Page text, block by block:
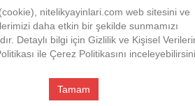
*
nitelikyayinlari.com web sitesini ve
daha etkin bir şekilde sunmamızı
Detaylı bilgi için Gizlilik ve Kişisel
ile Çerez Politikasını
Tamam